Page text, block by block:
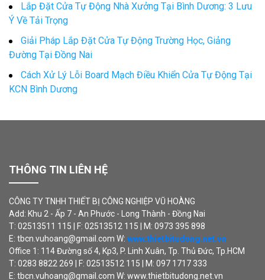
Lắp Đặt Cửa Tự Động Nhà Xưởng Tại Bình Dương: 3 Lưu
Ý Về Tải Trọng
Giải Pháp Lắp Đặt Cửa Tự Động Trường Học, Giảng
Đường Tại Đồng Nai
Cách Xử Lý Lỗi Board Mạch Điều Khiển Cửa Tự Động Tại
KCN Bình Dương
THÔNG TIN LIÊN HỆ
CÔNG TY TNHH THIẾT BỊ CÔNG NGHIỆP VŨ HOÀNG
Add: Khu 2 - Ấp 7 - An Phước - Long Thành - Đồng Nai
T: 02513511 115 | F: 02513512 115 | M: 0973 395 898
E: tbcn.vuhoang@gmail.com W: www.thietbitudong.net.vn
Office 1: 114 Đường số 4, Kp3, P. Linh Xuân, Tp. Thủ Đức, Tp.HCM
T: 0283 8822 269 | F: 02513512 115 | M: 097 1717 333
E: tbcn.vuhoang@gmail.com W: www.thietbitudong.net.vn